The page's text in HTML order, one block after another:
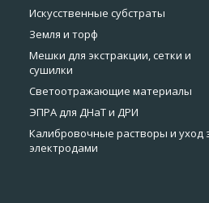
Искусственные субстраты
Земля и торф
Мешки для экстракции, сетки и
сушилки
Светоотражающие материалы
ЭПРА для ДНаТ и ДРИ
Калибровочные растворы и уход
электродами